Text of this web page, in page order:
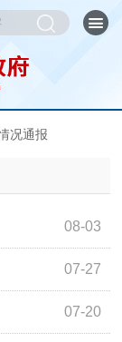
况通报
08-03
07-27
07-20